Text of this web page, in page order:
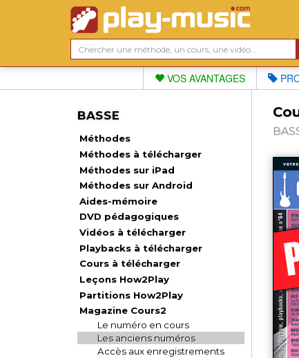
VOS AVANTAGES
BASSE
Méthodes
Méthodes à télécharger
Méthodes sur iPad
Méthodes sur Android
Aides-mémoire
DVD pédagogiques
Vidéos à télécharger
Playbacks à télécharger
Cours à télécharger
Leçons How2Play
Partitions How2Play
Magazine Cours2
Le numéro en cours
Les anciens numéros
Accès aux enregistrements